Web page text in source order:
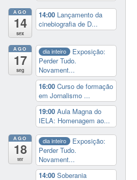
AGO
14
sex
14:00 Lançamento da
cinebiografia de D...
AGO
17
seg
dia inteiro
Exposição:
Perder Tudo.
Novament...
16:00Curso de formação
em Jornalismo ...
19:00Aula Magna do
IELA: Homenagem ao...
AGO
18
ter
dia inteiro
Exposição:
Perder Tudo.
Novament...
14:00Soberania